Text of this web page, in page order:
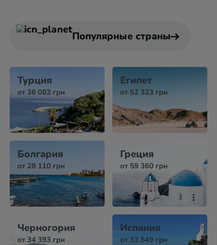
Популярные страны
Турция
от 38 083 грн
Египет
от 52 323 грн
Болгария
от 28 110 грн
Греция
от 59 360 грн
Черногория
от 34 393 грн
Испания
от 33 549 грн